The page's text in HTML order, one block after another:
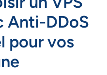
Anti-DDoS
pour vos